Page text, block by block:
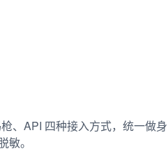
、API 四种接入方式，统一做身
敏。